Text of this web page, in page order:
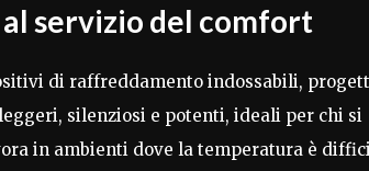
servizio del comfort
di raffreddamento indossabili,
silenziosi e potenti, ideali per chi si
in ambienti dove la temperatura è